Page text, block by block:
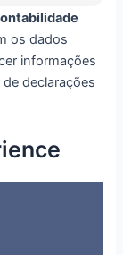
os dados
informações
declarações